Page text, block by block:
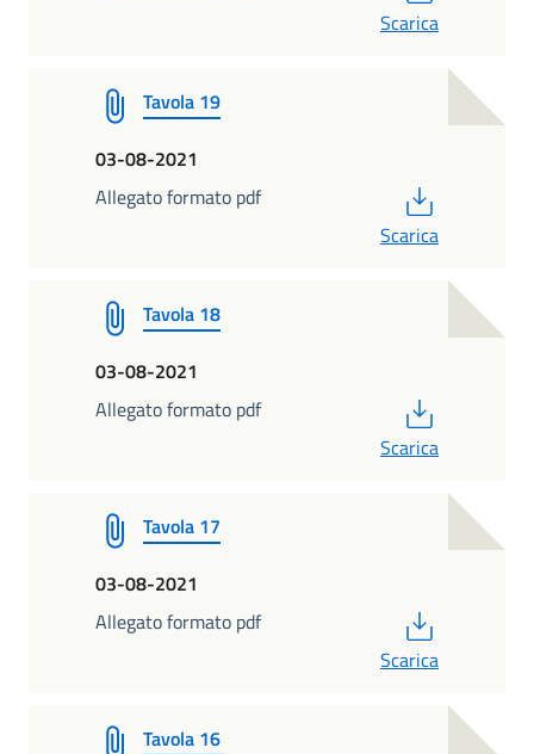
Scarica
Tavola 19
03-08-2021
Allegato formato pdf
Scarica
Tavola 18
03-08-2021
Allegato formato pdf
Scarica
Tavola 17
03-08-2021
Allegato formato pdf
Scarica
Tavola 16